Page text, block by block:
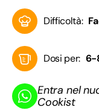
Difficoltà:
Dosi per: 6-
Entra nel
Cookist